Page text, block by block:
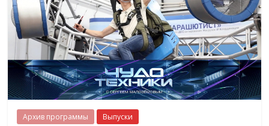
Архив программы Выпуски